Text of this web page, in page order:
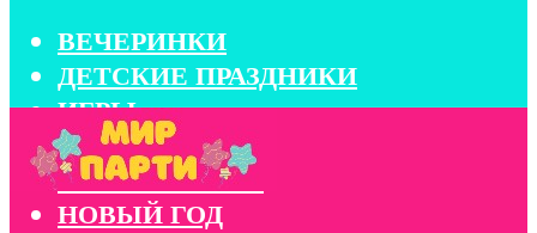
ВЕЧЕРИНКИ
ДЕТСКИЕ ПРАЗДНИКИ
ИГРЫ
КОНКУРСЫ
КОРПОРАТИВЫ
НОВЫЙ ГОД